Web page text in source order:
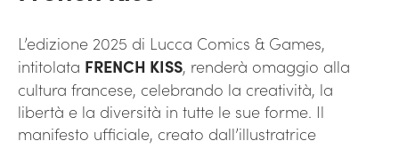
L’edizione 2025 di Lucca Comics & Games,
intitolata FRENCH KISS, renderà omaggio alla
cultura francese, celebrando la creatività, la
libertà e la diversità in tutte le sue forme. Il
manifesto ufficiale, creato dall’illustratrice